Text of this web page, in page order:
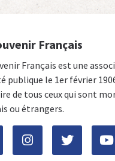
Français
Français est une
publique le 1er février
de tous ceux qui sont
ou étrangers.